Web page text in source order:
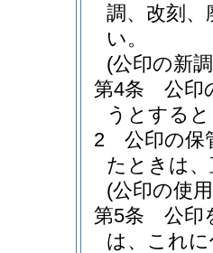
調、改刻
い。
(公印の新
第4条
公印
うとする
2
公印の保
たときは
(公印の使
第5条
公印
は、これ